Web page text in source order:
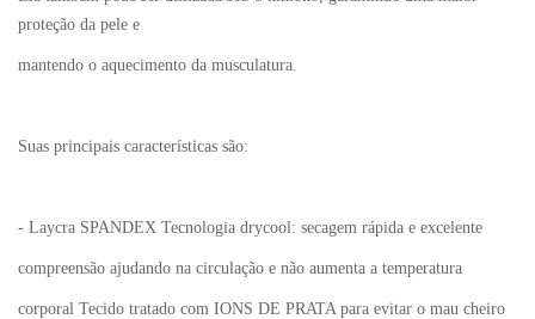
proteção da pele e
mantendo o aquecimento da musculatura.
Suas principais características são:
- Laycra SPANDEX Tecnologia drycool: secagem rápida e excelente
compreensão ajudando na circulação e não aumenta a temperatura
corporal Tecido tratado com IONS DE PRATA para evitar o mau cheiro